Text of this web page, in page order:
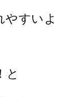
やすいよ
と